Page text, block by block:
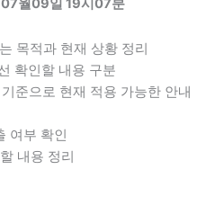
월09일 19시07분
목적과 현재 상황 정리
확인할 내용 구분
준으로 현재 적용 가능한 안내
여부 확인
내용 정리